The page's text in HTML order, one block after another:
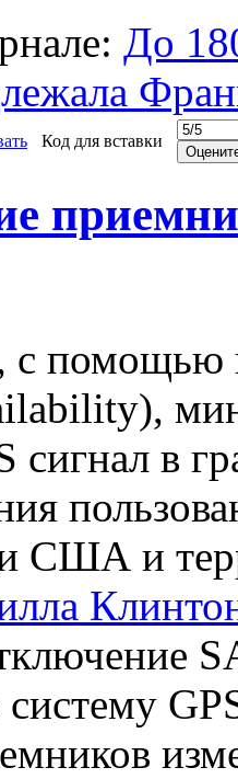
До
Код для вставки
с помощью
сигнал в
США и